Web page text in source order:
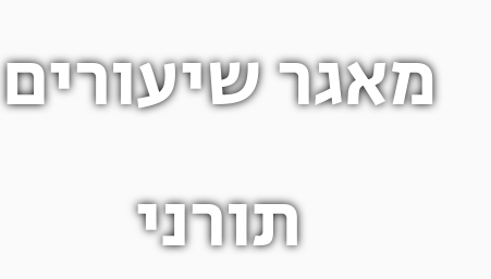
מאגר שיעורים
תורני